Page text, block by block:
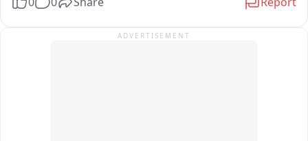
करने की तैयारी की जा रही है, जिसका वे विरोध कर रहे हैं. उनका कहना है
ADVERTISEMENT